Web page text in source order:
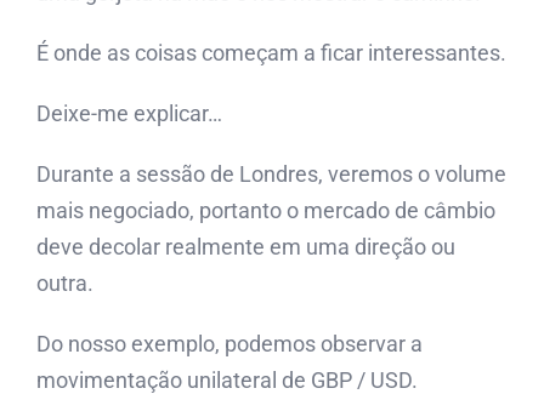
É onde as coisas começam a ficar interessantes.
Deixe-me explicar…
Durante a sessão de Londres, veremos o volume
mais negociado, portanto o mercado de câmbio
deve decolar realmente em uma direção ou
outra.
Do nosso exemplo, podemos observar a
movimentação unilateral de GBP / USD.